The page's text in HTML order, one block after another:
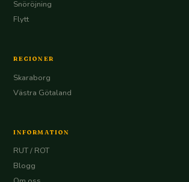
Snöröjning
Flytt
REGIONER
Skaraborg
Västra Götaland
INFORMATION
RUT / ROT
Blogg